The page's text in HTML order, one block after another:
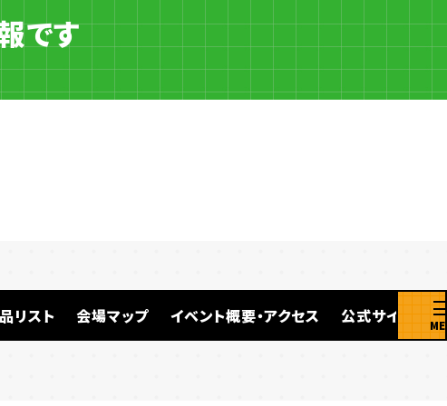
です
リスト 会場マップ イベント概要・アクセス 公式サイト